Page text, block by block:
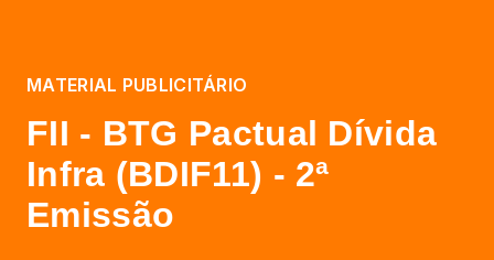
MATERIAL PUBLICITÁRIO
FII - BTG Pactual Dívida
Infra (BDIF11) - 2ª
Emissão